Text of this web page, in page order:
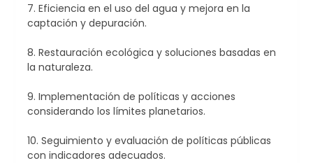
7. Eficiencia en el uso del agua y mejora en la
captación y depuración.
8. Restauración ecológica y soluciones basadas en
la naturaleza.
9. Implementación de políticas y acciones
considerando los límites planetarios.
10. Seguimiento y evaluación de políticas públicas
con indicadores adecuados.